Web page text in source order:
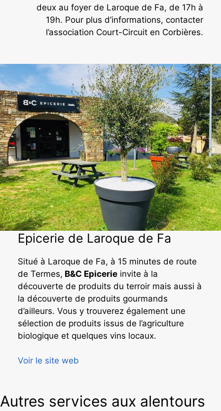
deux au foyer de Laroque de Fa, de 17h à
19h. Pour plus d’informations, contacter
l’association Court-Circuit en Corbières.
Epicerie de Laroque de Fa
Situé à Laroque de Fa, à 15 minutes de route
de Termes, B&C Epicerieinvite à la
découverte de produits du terroir mais aussi à
la découverte de produits gourmands
d’ailleurs. Vous y trouverez également une
sélection de produits issus de l’agriculture
biologique et quelques vins locaux.
Voir le site web
Autres services aux alentours